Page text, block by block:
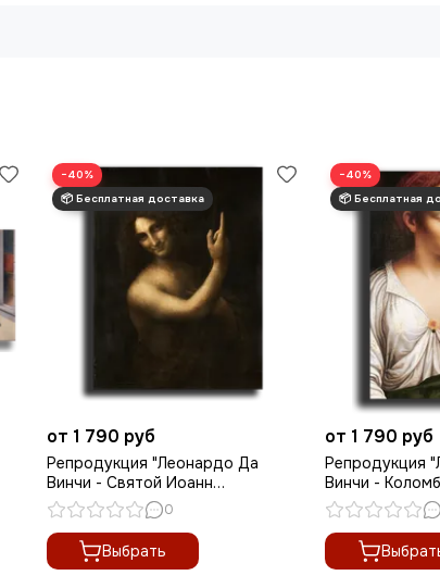
−40%
от 1 790 руб
Репродукция "Леонардо Да
Винчи - Святой Иоанн
Креститель "
0
Выбрать
−40%
от 1 790 руб
Репродукция
Винчи -